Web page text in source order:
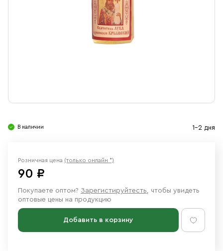
В наличии 1-2 дня
Розничная цена (только онлайн *)
90 ₽
Покупаете оптом? Зарегистируйтесть, чтобы увидеть
оптовые цены на продукцию
Добавить в корзину